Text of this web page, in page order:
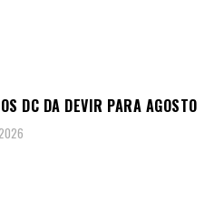
DC DA DEVIR PARA AGOSTO